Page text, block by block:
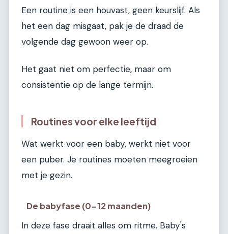
Een routine is een houvast, geen keurslijf. Als
het een dag misgaat, pak je de draad de
volgende dag gewoon weer op.
Het gaat niet om perfectie, maar om
consistentie op de lange termijn.
Routines voor elke leeftijd
Wat werkt voor een baby, werkt niet voor
een puber. Je routines moeten meegroeien
met je gezin.
De babyfase (0-12 maanden)
In deze fase draait alles om ritme. Baby's